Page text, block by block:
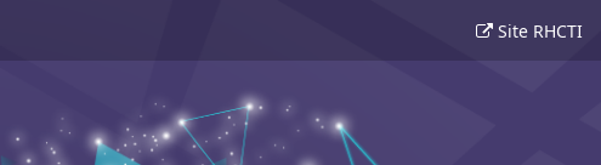
Site RHCTI